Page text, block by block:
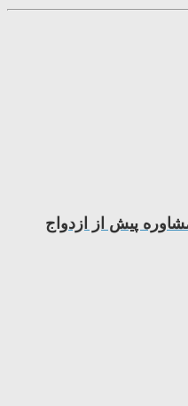
پیش از ازدواج